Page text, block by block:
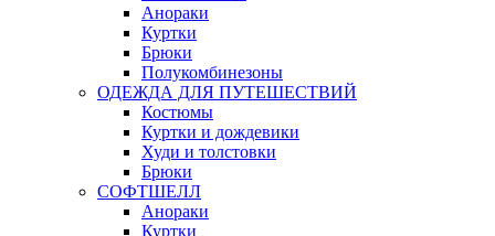
Анораки
Куртки
Брюки
Полукомбинезоны
ОДЕЖДА ДЛЯ ПУТЕШЕСТВИЙ
Костюмы
Куртки и дождевики
Худи и толстовки
Брюки
СОФТШЕЛЛ
Анораки
Куртки